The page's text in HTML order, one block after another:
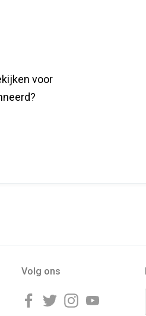
voor
Volg ons